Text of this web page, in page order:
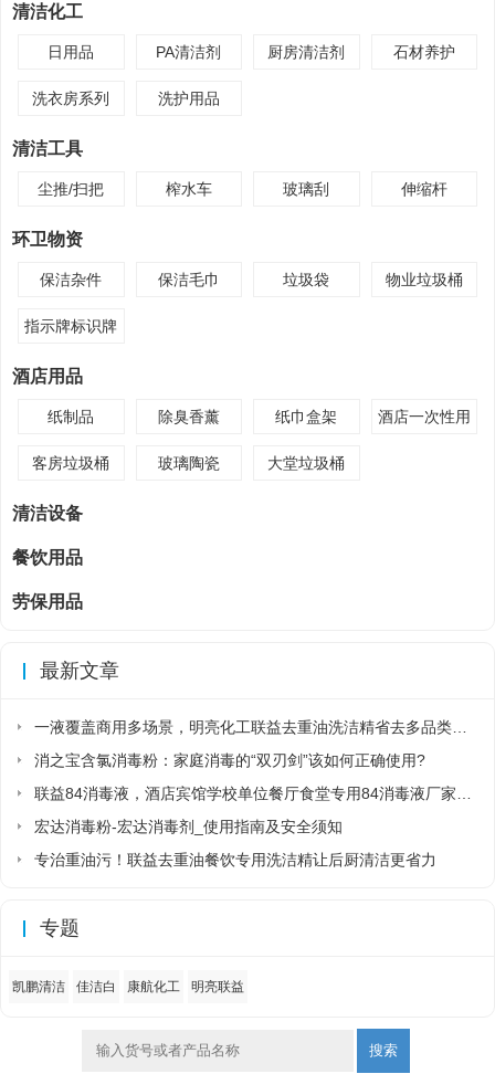
清洁化工
日用品 PA清洁剂 厨房清洁剂 石材养护
洗衣房系列 洗护用品
清洁工具
尘推/扫把 榨水车 玻璃刮 伸缩杆
环卫物资
保洁杂件 保洁毛巾 垃圾袋 物业垃圾桶
指示牌标识牌
酒店用品
纸制品 除臭香薰 纸巾盒架
酒店一次性用
客房垃圾桶 玻璃陶瓷 大堂垃圾桶
清洁设备
餐饮用品
劳保用品
最新文章
消之宝含氯消毒粉：家庭消毒的“双刃剑”该如何正确使用?
宏达消毒粉-宏达消毒剂_使用指南及安全须知
专治重油污！联益去重油餐饮专用洗洁精让后厨清洁更省力
专题
凯鹏清洁 佳洁白 康航化工 明亮联益
搜索